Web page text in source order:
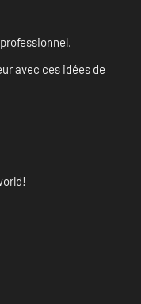
avec ces idées de